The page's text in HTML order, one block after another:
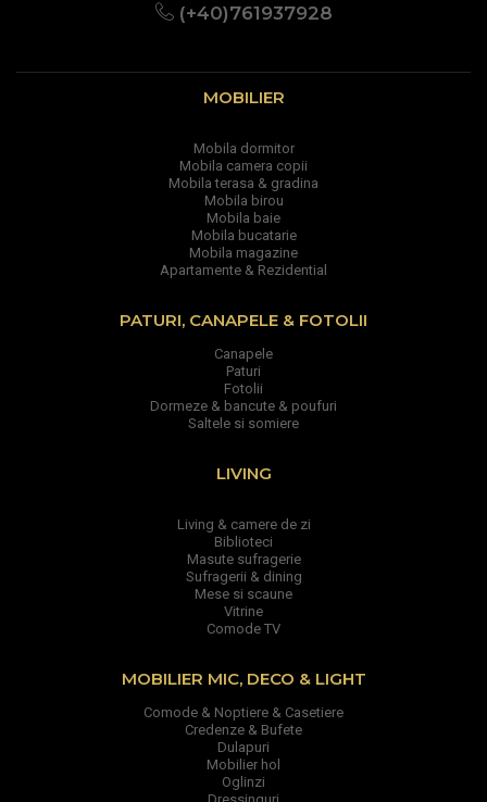
(+40)761937928
MOBILIER
Mobila dormitor
Mobila camera copii
Mobila terasa & gradina
Mobila birou
Mobila baie
Mobila bucatarie
Mobila magazine
Apartamente & Rezidential
PATURI, CANAPELE & FOTOLII
Canapele
Paturi
Fotolii
Dormeze & bancute & poufuri
Saltele si somiere
LIVING
Living & camere de zi
Biblioteci
Masute sufragerie
Sufragerii & dining
Mese si scaune
Vitrine
Comode TV
MOBILIER MIC, DECO & LIGHT
Comode & Noptiere & Casetiere
Credenze & Bufete
Dulapuri
Mobilier hol
Oglinzi
Dressinguri